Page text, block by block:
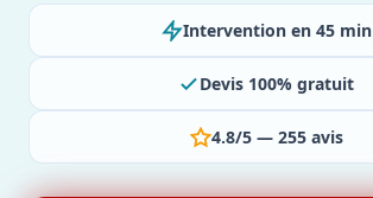
Intervention en 45 min
Devis 100% gratuit
4.8/5 — 255 avis